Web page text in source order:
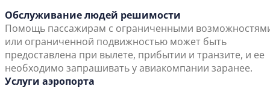
Обслуживание людей решимости
Помощь пассажирам с ограниченными
или ограниченной подвижностью может быть
предоставлена при вылете, прибытии и транзите, и ее
необходимо запрашивать у авиакомпании заранее.
Услуги аэропорта